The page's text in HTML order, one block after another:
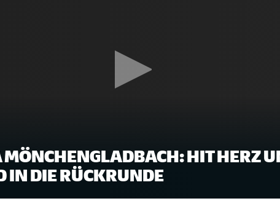
HIT HERZ
IN DIE RÜCKRUNDE